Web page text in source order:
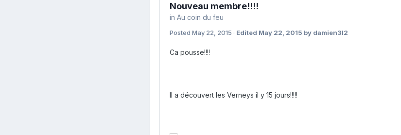
Nouveau membre!!!!
in Au coin du feu
Posted May 22, 2015 · Edited May 22, 2015 by damien3l2
Ca pousse!!!!
Il a découvert les Verneys il y 15 jours!!!!!